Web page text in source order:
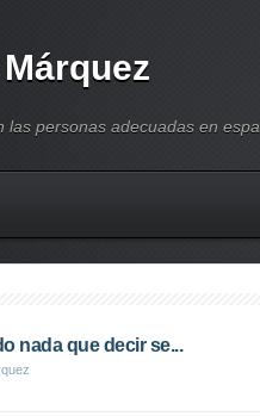
las personas adecuadas en
nada que decir se...